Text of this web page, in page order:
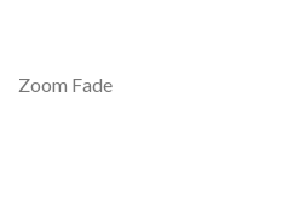
Zoom Fade